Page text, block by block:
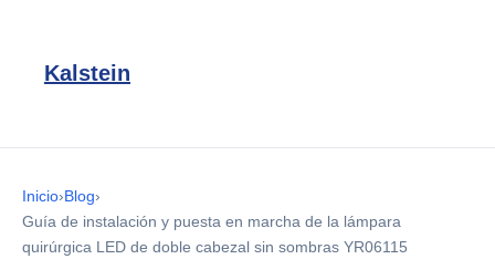
Kalstein
Inicio›Blog›
Guía de instalación y puesta en marcha de la lámpara
quirúrgica LED de doble cabezal sin sombras YR06115